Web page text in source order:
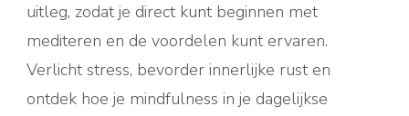
uitleg, zodat je direct kunt beginnen met
mediteren en de voordelen kunt ervaren.
Verlicht stress, bevorder innerlijke rust en
ontdek hoe je mindfulness in je dagelijkse